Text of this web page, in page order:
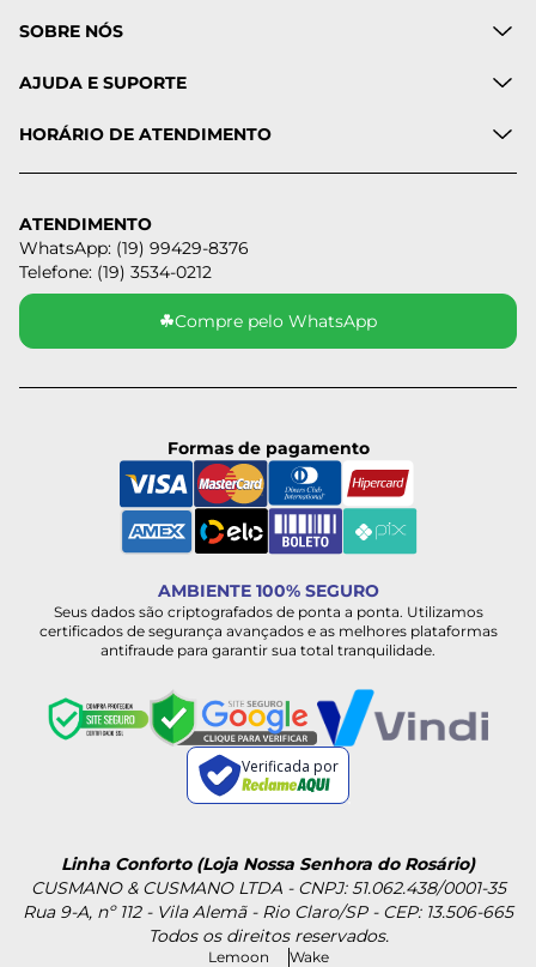
SOBRE NÓS
AJUDA E SUPORTE
HORÁRIO DE ATENDIMENTO
ATENDIMENTO
WhatsApp: (19) 99429-8376
Telefone: (19) 3534-0212
☘Compre pelo WhatsApp
Formas de pagamento
AMBIENTE 100% SEGURO
Seus dados são criptografados de ponta a ponta. Utilizamos
certificados de segurança avançados e as melhores plataformas
antifraude para garantir sua total tranquilidade.
Verificada por
Linha Conforto (Loja Nossa Senhora do Rosário)
CUSMANO & CUSMANO LTDA - CNPJ: 51.062.438/0001-35
Rua 9-A, nº 112 - Vila Alemã - Rio Claro/SP - CEP: 13.506-665
Todos os direitos reservados.
Lemoon Wake